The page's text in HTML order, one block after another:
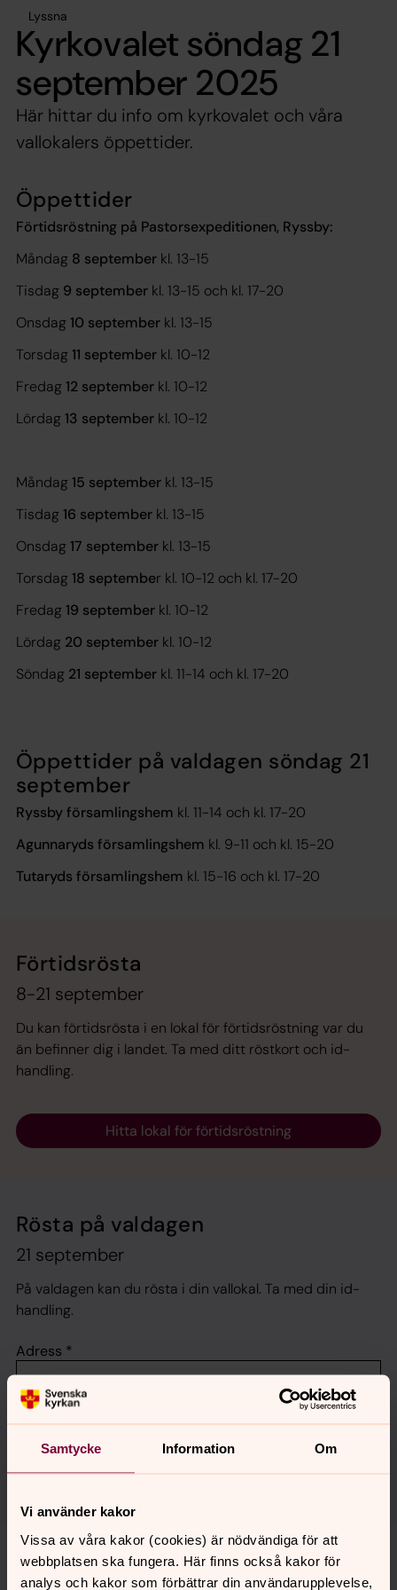
Samtycke Information Om
Vi använder kakor
Vissa av våra kakor (cookies) är nödvändiga för att
webbplatsen ska fungera. Här finns också kakor för
analys och kakor som förbättrar din användarupplevelse,
Lyssna
Kyrkovalet söndag 21
september 2025
Här hittar du info om kyrkovalet och våra
vallokalers öppettider.
Öppettider
Förtidsröstning på Pastorsexpeditionen, Ryssby:
Måndag 8 september kl. 13-15
Tisdag 9 september kl. 13-15 och kl. 17-20
Onsdag 10 september kl. 13-15
Torsdag 11 september kl. 10-12
Fredag 12 september kl. 10-12
Lördag 13 september kl. 10-12
Måndag 15 september kl. 13-15
Tisdag 16 september kl. 13-15
Onsdag 17 september kl. 13-15
Torsdag 18 september kl. 10-12 och kl. 17-20
Fredag 19 september kl. 10-12
Lördag 20 september kl. 10-12
Söndag 21 september kl. 11-14 och kl. 17-20
Öppettider på valdagen söndag 21
september
Ryssby församlingshem kl. 11-14 och kl. 17-20
Agunnaryds församlingshem kl. 9-11 och kl. 15-20
Tutaryds församlingshem kl. 15-16 och kl. 17-20
Förtidsrösta
8-21 september
Du kan förtidsrösta i en lokal för förtidsröstning var du
än befinner dig i landet. Ta med ditt röstkort och id-
handling.
Hitta lokal för förtidsröstning
Rösta på valdagen
21 september
På valdagen kan du rösta i din vallokal. Ta med din id-
handling.
Adress *
Använd den adress du var skriven på 15 augusti.
Hitta din vallokal
Gudstjänster söndag 21 september